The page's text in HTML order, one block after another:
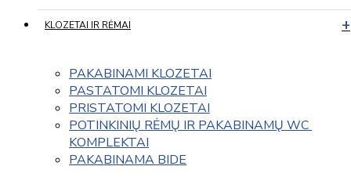
KLOZETAI IR RĖMAI
PAKABINAMI KLOZETAI
PASTATOMI KLOZETAI
PRISTATOMI KLOZETAI
POTINKINIŲ RĖMŲ IR PAKABINAMŲ WC
KOMPLEKTAI
PAKABINAMA BIDE